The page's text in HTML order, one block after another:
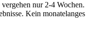
nur 2-4 Wochen.
Kein monatelanges